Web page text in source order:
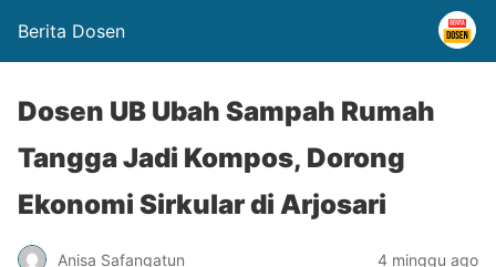
Berita Dosen
Dosen UB Ubah Sampah Rumah
Tangga Jadi Kompos, Dorong
Ekonomi Sirkular di Arjosari
Anisa Safangatun 4 minggu ago